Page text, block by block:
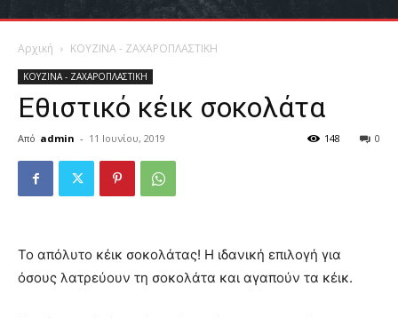
Αρχική ΚΟΥΖΙΝΑ - ΖΑΧΑΡΟΠΛΑΣΤΙΚΗ
ΚΟΥΖΙΝΑ - ΖΑΧΑΡΟΠΛΑΣΤΙΚΗ
Εθιστικό κέικ σοκολάτα
Από admin - 11 Ιουνίου, 2019 0
148
Το απόλυτο κέικ σοκολάτας! Η ιδανική επιλογή για
όσους λατρεύουν τη σοκολάτα και αγαπούν τα κέικ.